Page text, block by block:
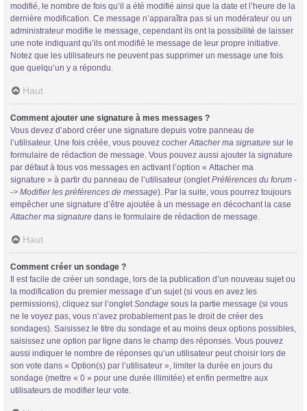
modifié, le nombre de fois qu’il a été modifié ainsi que la date et l’heure de la
dernière modification. Ce message n’apparaîtra pas si un modérateur ou un
administrateur modifie le message, cependant ils ont la possibilité de laisser
une note indiquant qu’ils ont modifié le message de leur propre initiative.
Notez que les utilisateurs ne peuvent pas supprimer un message une fois
que quelqu’un y a répondu.
Haut
Comment ajouter une signature à mes messages ?
Vous devez d’abord créer une signature depuis votre panneau de
l’utilisateur. Une fois créée, vous pouvez cocherAttacher ma signature sur le
formulaire de rédaction de message. Vous pouvez aussi ajouter la signature
par défaut à tous vos messages en activant l’option « Attacher ma
signature » à partir du panneau de l’utilisateur (ongletPréférences du forum -
-> Modifier les préférences de message). Par la suite, vous pourrez toujours
empêcher une signature d’être ajoutée à un message en décochant la case
Attacher ma signature dans le formulaire de rédaction de message.
Haut
Comment créer un sondage ?
Il est facile de créer un sondage, lors de la publication d’un nouveau sujet ou
la modification du premier message d’un sujet (si vous en avez les
permissions), cliquez sur l’ongletSondage sous la partie message (si vous
ne le voyez pas, vous n’avez probablement pas le droit de créer des
sondages). Saisissez le titre du sondage et au moins deux options possibles,
saisissez une option par ligne dans le champ des réponses. Vous pouvez
aussi indiquer le nombre de réponses qu’un utilisateur peut choisir lors de
son vote dans « Option(s) par l’utilisateur », limiter la durée en jours du
sondage (mettre « 0 » pour une durée illimitée) et enfin permettre aux
utilisateurs de modifier leur vote.